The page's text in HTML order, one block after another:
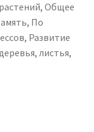
, Общее
, По
, Развитие
, листья,